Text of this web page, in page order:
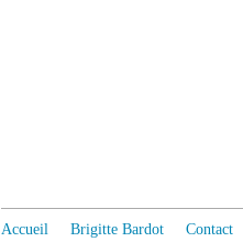
Accueil Brigitte Bardot Contact